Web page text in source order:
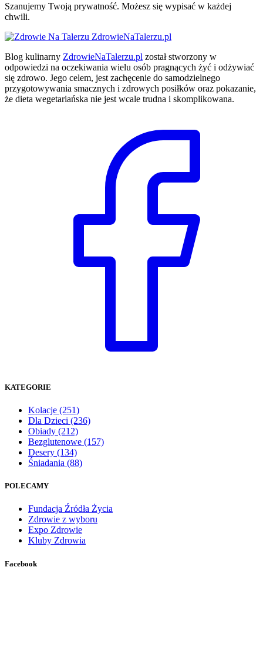
Szanujemy Twoją prywatność. Możesz się wypisać w każdej
chwili.
ZdrowieNaTalerzu.pl
Blog kulinarny ZdrowieNaTalerzu.pl został stworzony w
odpowiedzi na oczekiwania wielu osób pragnących żyć i odżywiać
się zdrowo. Jego celem, jest zachęcenie do samodzielnego
przygotowywania smacznych i zdrowych posiłków oraz pokazanie,
że dieta wegetariańska nie jest wcale trudna i skomplikowana.
KATEGORIE
Kolacje (251)
Dla Dzieci (236)
Obiady (212)
Bezglutenowe (157)
Desery (134)
Śniadania (88)
POLECAMY
Fundacja Źródła Życia
Zdrowie z wyboru
Expo Zdrowie
Kluby Zdrowia
Facebook